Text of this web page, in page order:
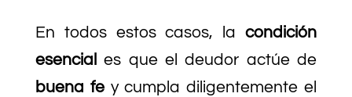
En todos estos casos, lacondición
esencial
es que el deudor actúe de
buena fey cumpla diligentemente el